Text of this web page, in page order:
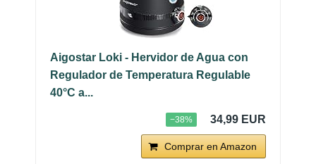
Aigostar Loki - Hervidor de Agua con
Regulador de Temperatura Regulable
40°C a...
−38% 34,99 EUR
Comprar en Amazon